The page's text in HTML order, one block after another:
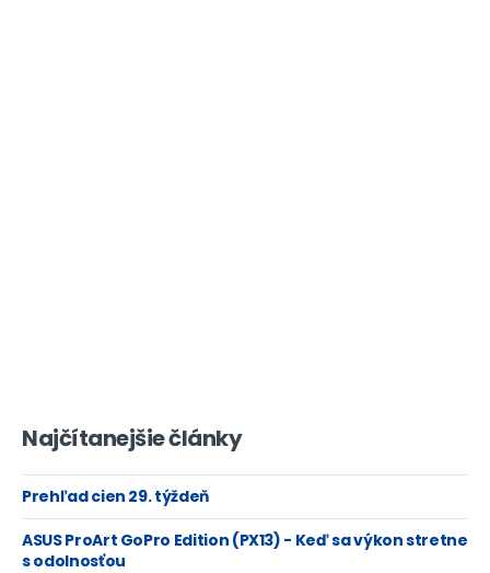
Najčítanejšie články
Prehľad cien 29. týždeň
ASUS ProArt GoPro Edition (PX13) - Keď sa výkon stretne
s odolnosťou